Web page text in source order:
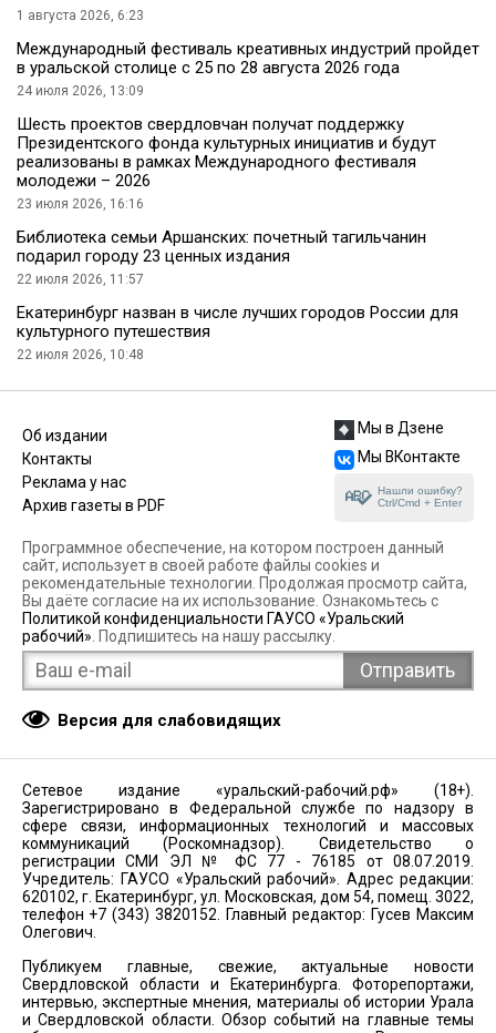
1 августа 2026, 6:23
Международный фестиваль креативных индустрий пройдет
в уральской столице с 25 по 28 августа 2026 года
24 июля 2026, 13:09
Шесть проектов свердловчан получат поддержку
Президентского фонда культурных инициатив и будут
реализованы в рамках Международного фестиваля
молодежи – 2026
23 июля 2026, 16:16
Библиотека семьи Аршанских: почетный тагильчанин
подарил городу 23 ценных издания
22 июля 2026, 11:57
Екатеринбург назван в числе лучших городов России для
культурного путешествия
22 июля 2026, 10:48
Об издании
Контакты
Реклама у нас
Архив газеты в PDF
Мы в Дзене
Мы ВКонтакте
Нашли ошибку?
Ctrl/Cmd + Enter
Программное обеспечение, на котором построен данный
сайт, использует в своей работе файлы cookies и
рекомендательные технологии. Продолжая просмотр сайта,
Вы даёте согласие на их использование. Ознакомьтесь с
Политикой конфиденциальности ГАУСО «Уральский
рабочий» . Подпишитесь на нашу рассылку.
Версия для слабовидящих
Сетевое издание «уральский-рабочий.рф» (18+).
Зарегистрировано в Федеральной службе по надзору в
сфере связи, информационных технологий и массовых
коммуникаций (Роскомнадзор). Свидетельство о
регистрации СМИ ЭЛ № ФС 77 - 76185 от 08.07.2019.
Учредитель: ГАУСО «Уральский рабочий». Адрес редакции:
620102, г. Екатеринбург, ул. Московская, дом 54, помещ. 3022,
телефон +7 (343) 3820152. Главный редактор: Гусев Максим
Олегович.
Публикуем главные, свежие, актуальные новости
Свердловской области и Екатеринбурга. Фоторепортажи,
интервью, экспертные мнения, материалы об истории Урала
и Свердловской области. Обзор событий на главные темы